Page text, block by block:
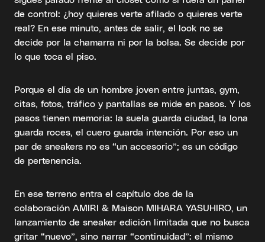
de control: ¿hoy quieres verte afilado o quieres verte
real? En ese minuto, antes de salir, el look no se
decide por la chamarra ni por la bolsa. Se decide por
lo que toca el piso.
Porque el día de un hombre joven entre juntas, gym,
citas, fotos, tráfico y pantallas se mide en pasos. Y los
pasos tienen memoria: la suela guarda ciudad, la lona
guarda roces, el cuero guarda intención. Por eso un
par de sneakers no es “un accesorio”; es un código
de pertenencia.
En ese terreno entra el capítulo dos de la
colaboración AMIRI & Maison MIHARA YASUHIRO, un
lanzamiento de sneaker edición limitada que no busca
gritar “nuevo”, sino narrar “continuidad”: el mismo